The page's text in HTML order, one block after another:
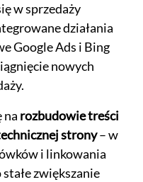
w sprzedaży
działania
Google Ads i Bing
nowych
na rozbudowie treści
strony– w
i linkowania
zwiększanie